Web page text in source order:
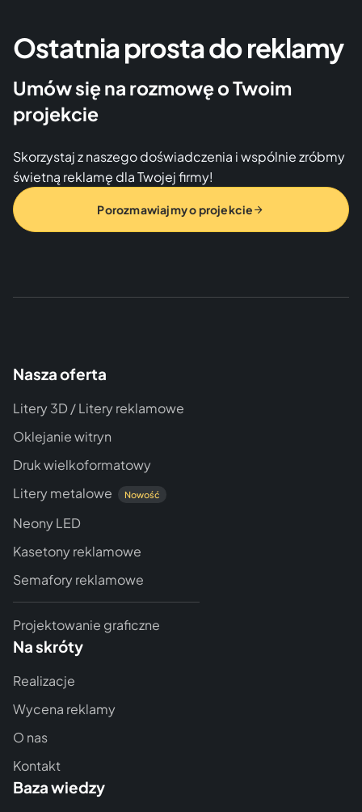
Ostatnia prosta do reklamy
Umów się na rozmowę o Twoim
projekcie
Skorzystaj z naszego doświadczenia i wspólnie zróbmy
świetną reklamę dla Twojej firmy!
Porozmawiajmy o projekcie
Nasza oferta
Litery 3D / Litery reklamowe
Oklejanie witryn
Druk wielkoformatowy
Litery metalowe
Nowość
Neony LED
Kasetony reklamowe
Semafory reklamowe
Projektowanie graficzne
Na skróty
Realizacje
Wycena reklamy
O nas
Kontakt
Baza wiedzy